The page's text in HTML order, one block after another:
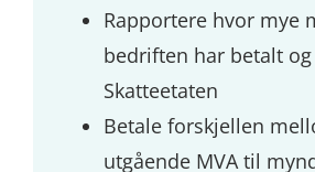
Rapportere hvor mye
bedriften har betalt
Skatteetaten
Betale forskjellen
utgående MVA til